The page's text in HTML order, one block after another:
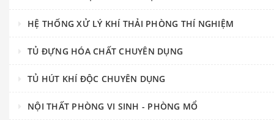
HỆ THỐNG XỬ LÝ KHÍ THẢI PHÒNG THÍ NGHIỆM
TỦ ĐỰNG HÓA CHẤT CHUYÊN DỤNG
TỦ HÚT KHÍ ĐỘC CHUYÊN DỤNG
NỘI THẤT PHÒNG VI SINH - PHÒNG MỔ